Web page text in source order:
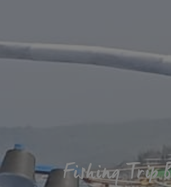
Fishing Trip